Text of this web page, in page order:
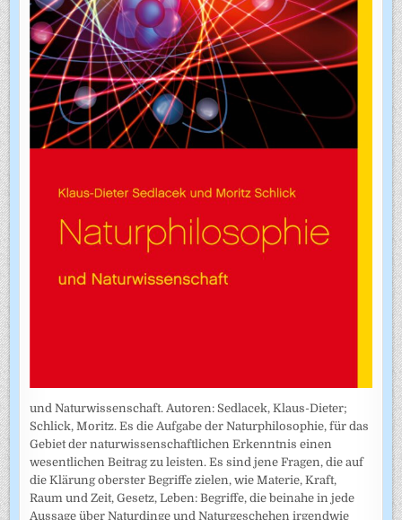
und Naturwissenschaft. Autoren: Sedlacek, Klaus-Dieter;
Schlick, Moritz. Es die Aufgabe der Naturphilosophie, für das
Gebiet der naturwissenschaftlichen Erkenntnis einen
wesentlichen Beitrag zu leisten. Es sind jene Fragen, die auf
die Klärung oberster Begriffe zielen, wie Materie, Kraft,
Raum und Zeit, Gesetz, Leben: Begriffe, die beinahe in jede
Aussage über Naturdinge und Naturgeschehen irgendwie